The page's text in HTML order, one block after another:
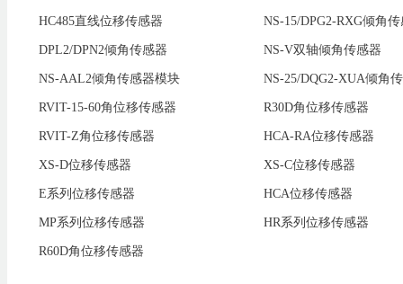
HC485直线位移传感器 NS-15/DPG2-RXG倾角
DPL2/DPN2倾角传感器 NS-V双轴倾角传感器
NS-AAL2倾角传感器模块 NS-25/DQG2-XUA倾角
RVIT-15-60角位移传感器 R30D角位移传感器
RVIT-Z角位移传感器 HCA-RA位移传感器
XS-D位移传感器 XS-C位移传感器
E系列位移传感器 HCA位移传感器
MP系列位移传感器 HR系列位移传感器
R60D角位移传感器